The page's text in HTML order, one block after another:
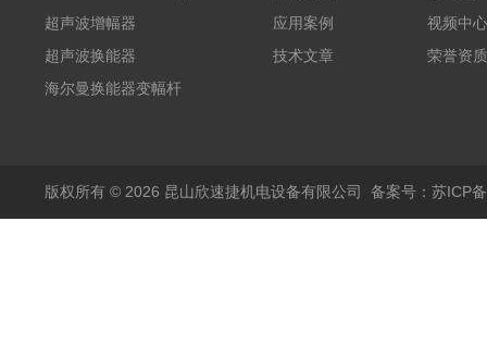
护膜自动卷膜机 气动款
超声波增幅器
超声波换能器
海尔曼换能器变幅杆
应用案例
技术文章
视频中心
荣誉资质
版权所有 © 2026 昆山欣速捷机电设备有限公司 备案号：苏ICP